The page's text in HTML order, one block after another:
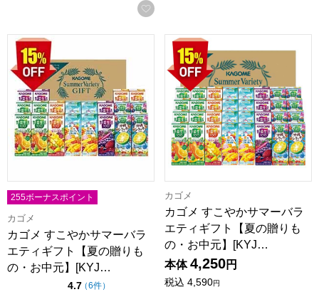
お気に入りに登録する
カゴメ すこやかサマーバラエティギフト【夏の贈りもの・
255ボーナスポイント
カゴメ
カゴメ すこやかサマーバラ
エティギフト【夏の贈りも
の・お中元】[KYJ…
4.7点（5点満点中）
（6件の評価
）
カゴメ すこやかサマーバラ
カゴメ
カゴメ すこやかサマーバラ
エティギフト【夏の贈りも
の・お中元】[KYJ…
本体 4,250円
税込 4,590円